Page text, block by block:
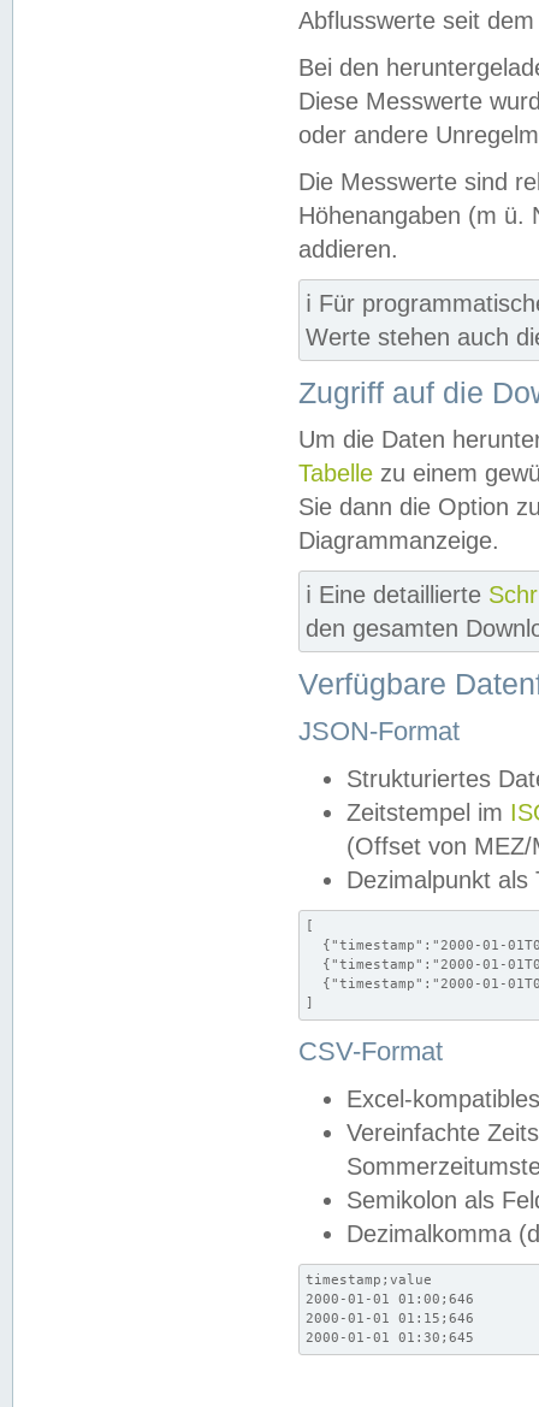
Abflusswerte seit
Bei den
Diese Messwerte
oder andere
Die Messwerte sind
Höhenangaben (m ü.
addieren.
ℹ️ Für
Werte stehen auch
Zugriff auf die
Um die Daten
Tabelle zu einem
Sie dann die Option
Diagrammanzeige.
ℹ️ Eine detaillierte
den gesamten
Verfügbare
JSON-Format
Strukturiertes
Zeitstempel im
(Offset von MEZ/
Dezimalpunkt als
[
{"timestamp":"2000-01-
{"timestamp":"2000-01-
{"timestamp":"2000-01-
]
CSV-Format
Excel-
Vereinfachte
Semikolon als
Dezimalkomma
timestamp;value
2000-01-01 01:00;646
2000-01-01 01:15;646
2000-01-01 01:30;645